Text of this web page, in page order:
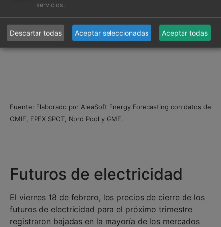
Fuente: Elaborado por AleaSoft Energy Forecasting con datos de
OMIE, EPEX SPOT, Nord Pool y GME.
Futuros de electricidad
El viernes 18 de febrero, los precios de cierre de los
futuros de electricidad para el próximo trimestre
registraron bajadas en la mayoría de los mercados
servicios.
Descartar todas Aceptar seleccionadas Aceptar todas